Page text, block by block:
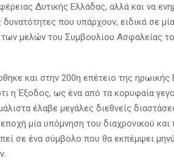
Δυτικής Ελλάδας, αλλά και να
που υπάρχουν, ειδικά σε
μελών του Συμβουλίου Ασφαλείας
και στην 200η επέτειο της ηρωικής
η Έξοδος, ως ένα από τα κορυφαία
έλαβε μεγάλες διεθνείς
μία υπόμνηση του διαχρονικού και
σε ένα σύμβολο που θα εκπέμψει